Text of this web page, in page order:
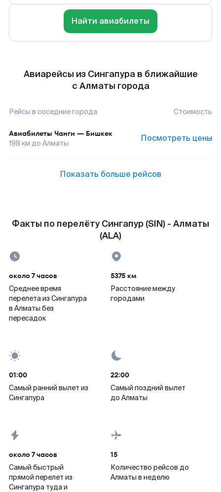
Найти авиабилеты
Авиарейсы из Сингапура в ближайшие
с Алматы города
Рейсы в соседние города Стоимость
Авиабилеты Чанги — Бишкек
198 км до Алматы Посмотреть цены
Показать больше рейсов
Факты по перелёту Сингапур (SIN) - Алматы
(ALA)
около 7 часов
Среднее время
перелета из Сингапура
в Алматы без
пересадок
5375 км
Расстояние между
городами
01:00
Самый ранний вылет из
Сингапура
22:00
Самый поздний вылет
до Алматы
около 7 часов
Самый быстрый
прямой перелет из
Сингапура туда и
15
Количество рейсов до
Алматы в неделю